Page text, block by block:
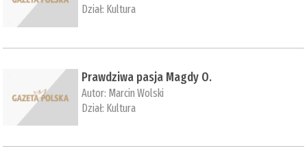
Dział: Kultura
Prawdziwa pasja Magdy O.
Autor: Marcin Wolski
Dział: Kultura